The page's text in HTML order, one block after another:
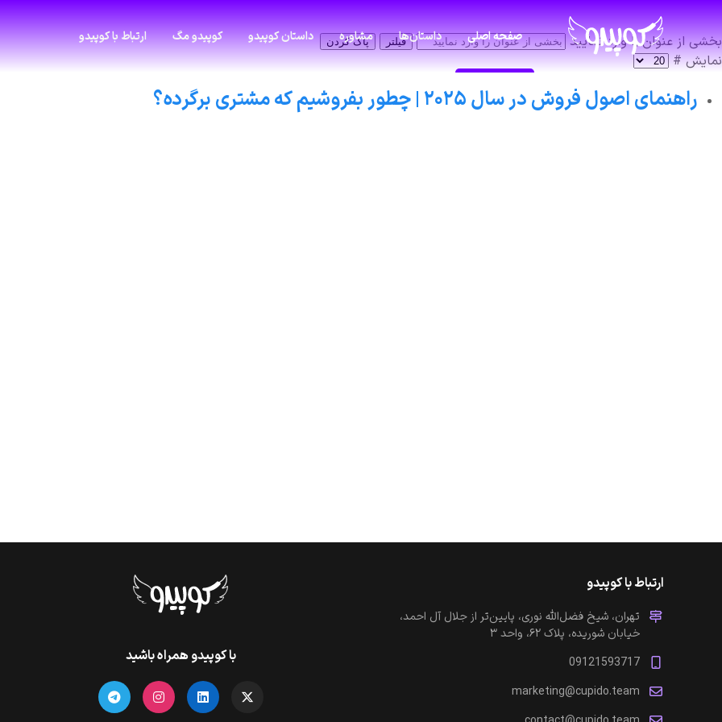
صفحه اصلی داستان‌ها مشاوره داستان کوپیدو کوپیدو مگ ارتباط با کوپیدو بخشی از عنوان را وارد نمایید فیلتر پاک کردن
نمایش #
راهنمای اصول فروش در سال ۲۰۲۵ | چطور بفروشیم که مشتری برگرده؟
ارتباط با کوپیدو
تهران، شیخ فضل‌الله نوری، پایین‌تر از جلال آل احمد،
خیابان شوریده، پلاک ۶۲، واحد ۳
09121593717
marketing@cupido.team
با کوپیدو همراه باشید